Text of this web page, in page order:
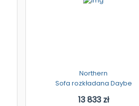
Northern
Sofa rozkładana Daybe
13 833 zł